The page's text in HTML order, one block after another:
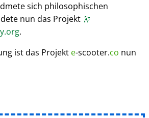
sich philosophischen
nun das Projekt 🔭
.
ist das Projekt e-scooter.co nun